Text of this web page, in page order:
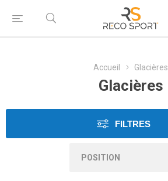
Accueil Glacières
Glacières
FILTRES